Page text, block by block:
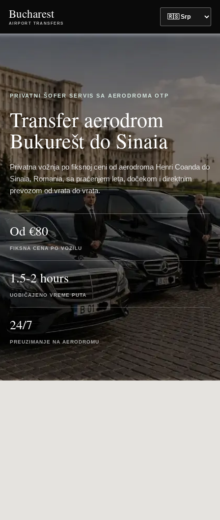
Bucharest
AIRPORT TRANSFERS
PRIVATNI ŠOFER SERVIS SA AERODROMA OTP
Transfer aerodrom
Bukurešt do Sinaia
Privatna vožnja po fiksnoj ceni od aerodroma Henri Coanda do
Sinaia, Romania, sa praćenjem leta, dočekom i direktnim
prevozom od vrata do vrata.
Od €80
FIKSNA CENA PO VOZILU
1.5-2 hours
UOBIČAJENO VREME PUTA
24/7
PREUZIMANJE NA AERODROMU